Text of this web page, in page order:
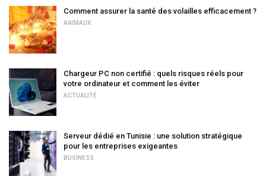
Comment assurer la santé des volailles efficacement ?
ANIMAUX
Chargeur PC non certifié : quels risques réels pour
votre ordinateur et comment les éviter
ACTUALITÉ
Serveur dédié en Tunisie : une solution stratégique
pour les entreprises exigeantes
BUSINESS